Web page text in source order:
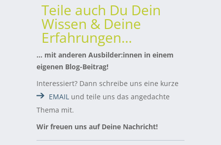
Teile auch Du Dein
Wissen & Deine
Erfahrungen…
… mit anderen Ausbilder:innen in einem
eigenen Blog-Beitrag!
Interessiert? Dann schreibe uns eine kurze
EMAIL und teile uns das angedachte
Thema mit.
Wir freuen uns auf Deine Nachricht!